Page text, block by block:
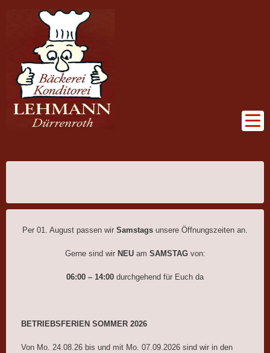
Per 01. August passen wir Samstags unsere Öffnungszeiten an.
Gerne sind wir NEU am SAMSTAG von:
06:00 – 14:00 durchgehend für Euch da
BETRIEBSFERIEN SOMMER 2026
Von Mo. 24.08.26 bis und mit Mo. 07.09.2026 sind wir in den